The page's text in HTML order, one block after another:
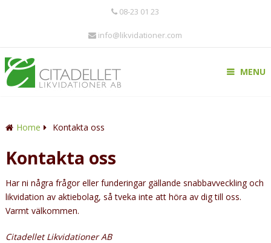
08-23 01 23
info@likvidationer.com
MENU
Home Kontakta oss
Kontakta oss
Har ni några frågor eller funderingar gällande snabbavveckling och
likvidation av aktiebolag, så tveka inte att höra av dig till oss.
Varmt välkommen.
Citadellet Likvidationer AB